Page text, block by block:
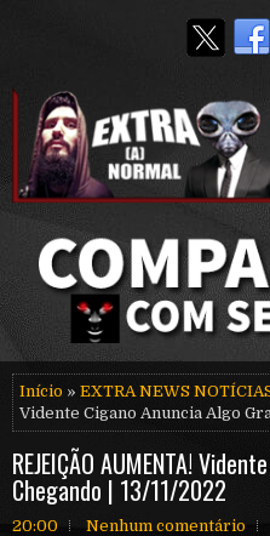
Início » EXTRA NEWS
Vidente Cigano Anuncia Algo
REJEIÇÃO AUMENTA!
Chegando | 13/11/2022
20:00 Nenhum comentário